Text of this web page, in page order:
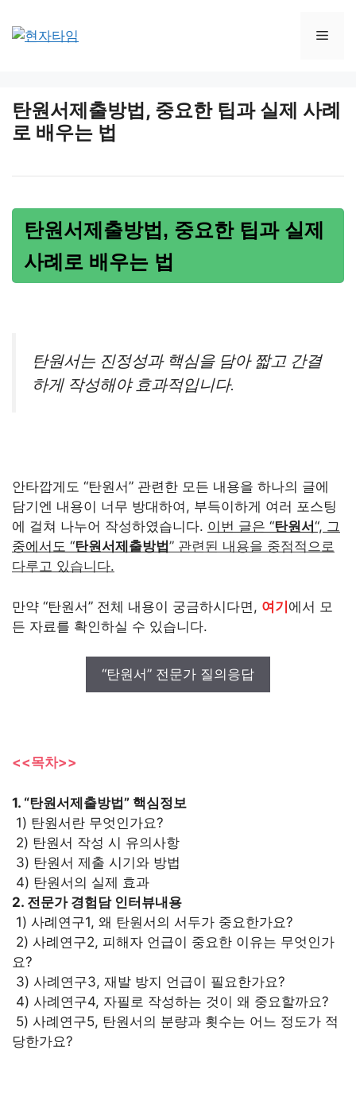
탄원서제출방법, 중요한 팁과 실제 사례
로 배우는 법
탄원서제출방법, 중요한 팁과 실제
사례로 배우는 법
탄원서는 진정성과 핵심을 담아 짧고 간결
하게 작성해야 효과적입니다.
안타깝게도 “탄원서” 관련한 모든 내용을 하나의 글에
담기엔 내용이 너무 방대하여, 부득이하게 여러 포스팅
에 걸쳐 나누어 작성하였습니다. 이번 글은 “탄원서 “, 그
중에서도 “탄원서제출방법” 관련된 내용을 중점적으로
다루고 있습니다.
만약 “탄원서” 전체 내용이 궁금하시다면, 여기에서 모
든 자료를 확인하실 수 있습니다.
“탄원서” 전문가 질의응답
<<목차>>
1. “탄원서제출방법” 핵심정보
1) 탄원서란 무엇인가요?
2) 탄원서 작성 시 유의사항
3) 탄원서 제출 시기와 방법
4) 탄원서의 실제 효과
2. 전문가 경험담 인터뷰내용
1) 사례연구1, 왜 탄원서의 서두가 중요한가요?
2) 사례연구2, 피해자 언급이 중요한 이유는 무엇인가
요?
3) 사례연구3, 재발 방지 언급이 필요한가요?
4) 사례연구4, 자필로 작성하는 것이 왜 중요할까요?
5) 사례연구5, 탄원서의 분량과 횟수는 어느 정도가 적
당한가요?